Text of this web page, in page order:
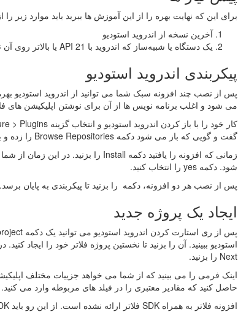
برای این که نهایت بهره را از این آموزش ‌ها ببرید باید موارد زیر را
آخرین نسخه از اندروید استودیو
یک دستگاه یا شبیه‌ساز که اندروید با API 21 یا بالاتر روی آن نصب شده باشد.
پیکربندی اندروید استودیو
می‌ شود و اغلب برنامه‌ نویس‌ ها از آن برای نوشتن اپلیکیشن ‌های
گفت و گویی که باز می‌ شود دکمه Browse Repositories را زده و به دنبال افزونه Flutter جستجو می‌ کنیم.
شود. دکمه yes را انتخاب کنید.
پس از نصب هر دو افزونه، دکمه را بزنید تا پیکربندی به پایان برسد.
ایجاد یک پروژه جدید
Next را بزنید.
اینک فرمی را می بینید که از شما می خواهد جزییات مختلف
حاصل کنید که مقادیر معتبری را در فیلد های مربوطه وارد می کنید.